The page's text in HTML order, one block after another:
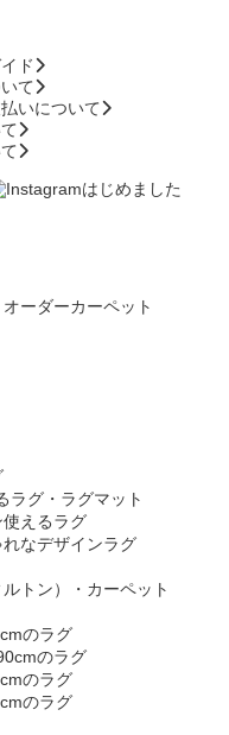
ド
て
いについて
オーダーカーペット
ラグ・ラグマット
えるラグ
なデザインラグ
トン）・カーペット
のラグ
のラグ
のラグ
のラグ